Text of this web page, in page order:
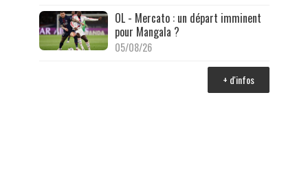
OL - Mercato : un départ imminent
pour Mangala ?
05/08/26
+ d'infos